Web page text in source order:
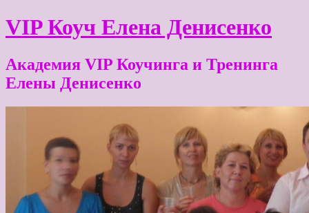
VIP Коуч Елена Денисенко
Академия VIP Коучинга и Тренинга
Елены Денисенко